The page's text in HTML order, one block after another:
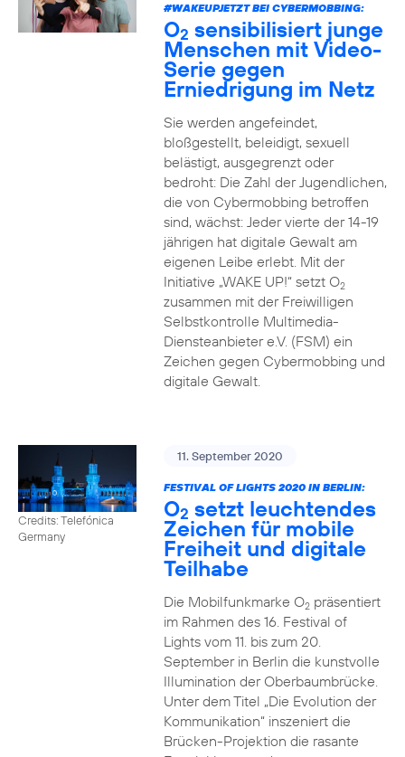
#WAKEUPJETZT BEI CYBERMOBBING:
O2 sensibilisiert junge
Menschen mit Video-
Serie gegen
Erniedrigung im Netz
Sie werden angefeindet,
bloßgestellt, beleidigt, sexuell
belästigt, ausgegrenzt oder
bedroht: Die Zahl der Jugendlichen,
die von Cybermobbing betroffen
sind, wächst: Jeder vierte der 14-19
jährigen hat digitale Gewalt am
eigenen Leibe erlebt. Mit der
Initiative „WAKE UP!“ setzt O2
zusammen mit der Freiwilligen
Selbstkontrolle Multimedia-
Diensteanbieter e.V. (FSM) ein
Zeichen gegen Cybermobbing und
digitale Gewalt.
Credits: Telefónica
Germany
11. September 2020
FESTIVAL OF LIGHTS 2020 IN BERLIN:
O2 setzt leuchtendes
Zeichen für mobile
Freiheit und digitale
Teilhabe
Die Mobilfunkmarke O2präsentiert
im Rahmen des 16. Festival of
Lights vom 11. bis zum 20.
September in Berlin die kunstvolle
Illumination der Oberbaumbrücke.
Unter dem Titel „Die Evolution der
Kommunikation“ inszeniert die
Brücken-Projektion die rasante